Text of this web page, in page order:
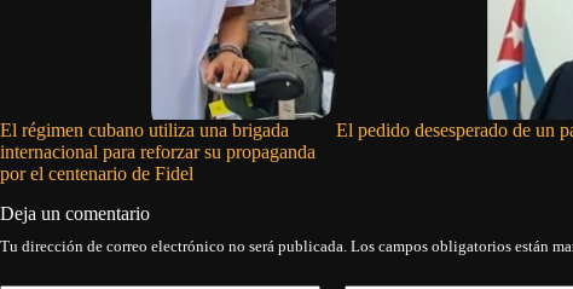
El régimen cubano utiliza una brigada
internacional para reforzar su propaganda
por el centenario de Fidel
El pedido desesperado de un
Deja un comentario
Tu dirección de correo electrónico no será publicada. Los campos obligatorios están